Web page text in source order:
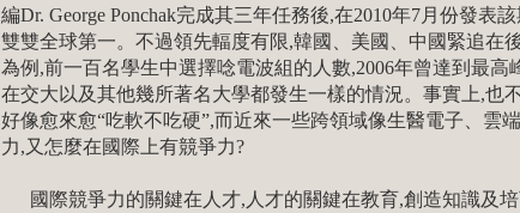
編Dr. George Ponchak完成其三年任務後,在2010年7月份發
雙雙全球第一。不過領先輻度有限,韓國、美國、中國緊追在
為例,前一百名學生中選擇唸電波組的人數,2006年曾達到最
在交大以及其他幾所著名大學都發生一樣的情況。事實上,也
好像愈來愈“吃軟不吃硬”,而近來一些跨領域像生醫電子、雲
力,又怎麼在國際上有競爭力?
國際競爭力的關鍵在人才,人才的關鍵在教育,創造知識及